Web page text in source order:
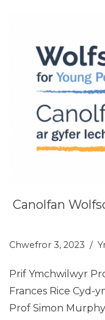
Canolfan
Chwefror 3, 2023
Prif Ymchwilwyr
Frances Rice Cyd-
Prof Simon